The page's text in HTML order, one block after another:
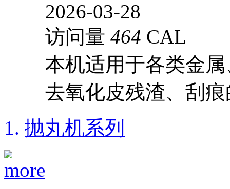
2026-03-28
访问量 464 CAL
本机适用于各类金
去氧化皮残渣、刮
抛丸机系列